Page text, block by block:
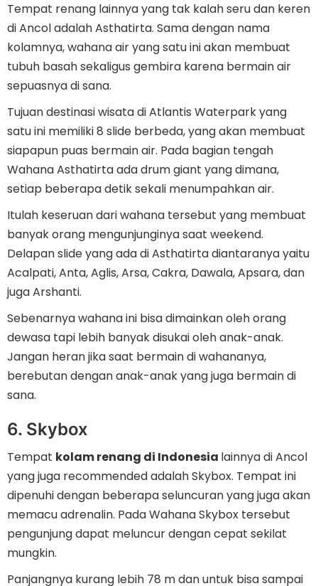
Tempat renang lainnya yang tak kalah seru dan keren
di Ancol adalah Asthatirta. Sama dengan nama
kolamnya, wahana air yang satu ini akan membuat
tubuh basah sekaligus gembira karena bermain air
sepuasnya di sana.
Tujuan destinasi wisata di Atlantis Waterpark yang
satu ini memiliki 8 slide berbeda, yang akan membuat
siapapun puas bermain air. Pada bagian tengah
Wahana Asthatirta ada drum giant yang dimana,
setiap beberapa detik sekali menumpahkan air.
Itulah keseruan dari wahana tersebut yang membuat
banyak orang mengunjunginya saat weekend.
Delapan slide yang ada di Asthatirta diantaranya yaitu
Acalpati, Anta, Aglis, Arsa, Cakra, Dawala, Apsara, dan
juga Arshanti.
Sebenarnya wahana ini bisa dimainkan oleh orang
dewasa tapi lebih banyak disukai oleh anak-anak.
Jangan heran jika saat bermain di wahananya,
berebutan dengan anak-anak yang juga bermain di
sana.
6. Skybox
Tempat kolam renang di Indonesia lainnya di Ancol
yang juga recommended adalah Skybox. Tempat ini
dipenuhi dengan beberapa seluncuran yang juga akan
memacu adrenalin. Pada Wahana Skybox tersebut
pengunjung dapat meluncur dengan cepat sekilat
mungkin.
Panjangnya kurang lebih 78 m dan untuk bisa sampai